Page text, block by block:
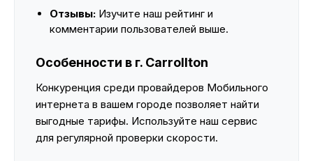
Отзывы: Изучите наш рейтинг и
комментарии пользователей выше.
Особенности в г. Carrollton
Конкуренция среди провайдеров Мобильного
интернета в вашем городе позволяет найти
выгодные тарифы. Используйте наш сервис
для регулярной проверки скорости.